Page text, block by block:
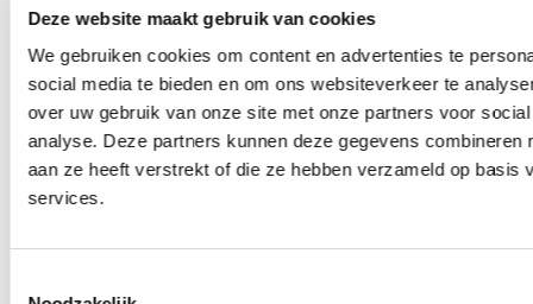
Deze website maakt gebruik van cookies
We gebruiken cookies om content en advertenties te
social media te bieden en om ons websiteverkeer te
over uw gebruik van onze site met onze partners voor
analyse. Deze partners kunnen deze gegevens combineren
aan ze heeft verstrekt of die ze hebben verzameld op basis
services.
Unaniem stemmen: iedereen
stemt hetzelfde. Dus óf
allemaal voor óf allemaal
tegen.
Hoe breng ik
mijn stem uit?